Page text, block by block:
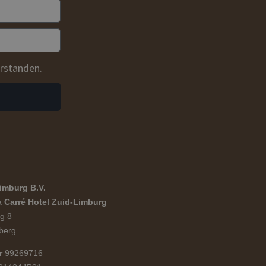
B.V.
Carré Hotel Zuid-Limburg
8
99269716